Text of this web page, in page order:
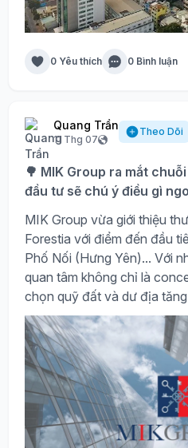
0 Yêu thích 0 Bình luận
Quang Trần
11 Thg 07
Theo Dõi
🌳 MIK Group ra mắt
đầu tư sẽ chú ý điều gì
MIK Group vừa giới thiệu
Forestia với điểm đến đầu
Phố Nối (Hưng Yên)... Với
quan tâm không chỉ là
chọn quỹ đất và dư địa tăng